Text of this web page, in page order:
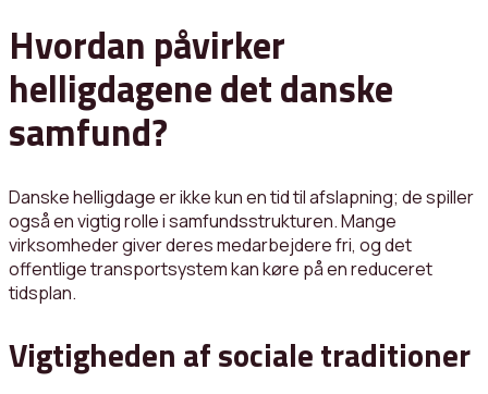
Hvordan påvirker
helligdagene det danske
samfund?
Danske helligdage er ikke kun en tid til afslapning; de spiller
også en vigtig rolle i samfundsstrukturen. Mange
virksomheder giver deres medarbejdere fri, og det
offentlige transportsystem kan køre på en reduceret
tidsplan.
Vigtigheden af sociale traditioner